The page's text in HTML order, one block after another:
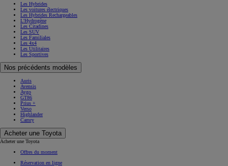
Les Hybrides
Les voitures électriques
Les Hybrides Rechargeables
L'Hydrogène
Les Citadines
Les SUV
Les Familiales
Les 4x4
Les Utilitaires
Les Sportives
Nos précédents modèles
Auris
Avensis
Aygo
GT86
Prius +
Verso
Highlander
Camry
Acheter une Toyota
Acheter une Toyota
Offres du moment
Réservation en ligne